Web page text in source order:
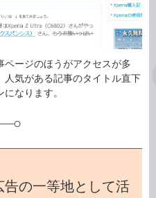
ージのほうがアクセスが多
人気がある記事のタイトル直下
なります。
の一等地として活